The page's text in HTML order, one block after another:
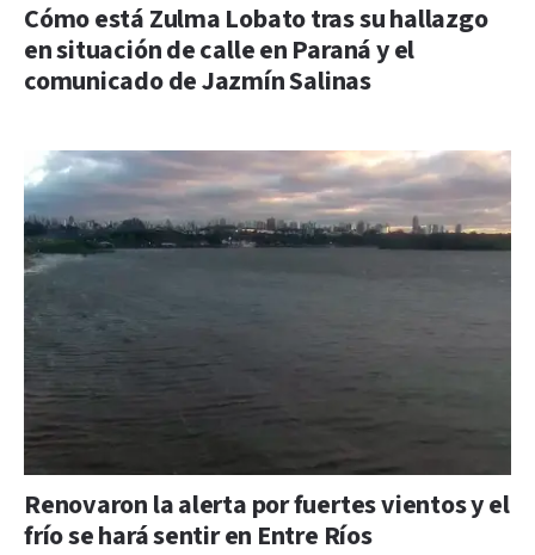
Cómo está Zulma Lobato tras su hallazgo
en situación de calle en Paraná y el
comunicado de Jazmín Salinas
Renovaron la alerta por fuertes vientos y el
frío se hará sentir en Entre Ríos